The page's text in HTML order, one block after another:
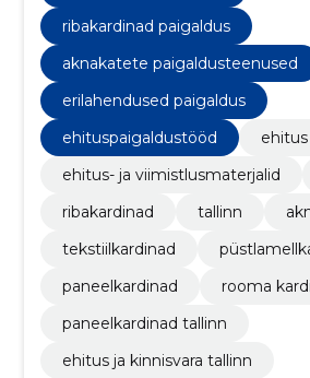
ribakardinad paigaldus
aknakatete paigaldusteenused
erilahendused paigaldus
ehituspaigaldustööd
ehitus
ehitus- ja viimistlusmaterjalid
ribakardinad
tallinn
tekstiilkardinad
paneelkardinad
rooma
paneelkardinad tallinn
ehitus ja kinnisvara tallinn